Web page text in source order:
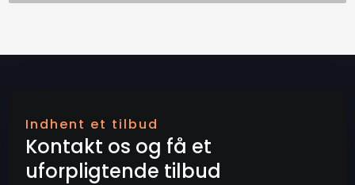
Indhent et tilbud
Kontakt os og få et
uforpligtende tilbud